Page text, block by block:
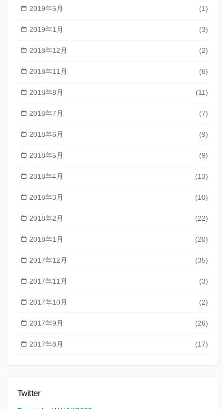
2019年5月 (1)
2019年1月 (3)
2018年12月 (2)
2018年11月 (6)
2018年8月 (11)
2018年7月 (7)
2018年6月 (9)
2018年5月 (9)
2018年4月 (13)
2018年3月 (10)
2018年2月 (22)
2018年1月 (20)
2017年12月 (35)
2017年11月 (3)
2017年10月 (2)
2017年9月 (26)
2017年8月 (17)
Twitter